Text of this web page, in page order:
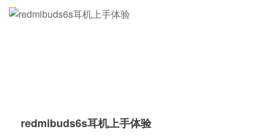
redmibuds6s耳机上手体验